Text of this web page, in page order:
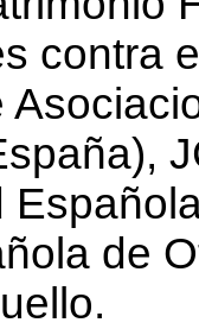
contra
de